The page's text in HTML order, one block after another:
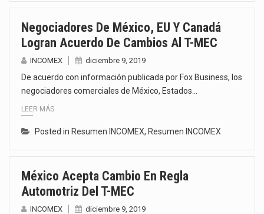
Negociadores De México, EU Y Canadá
Logran Acuerdo De Cambios Al T-MEC
INCOMEX diciembre 9, 2019
De acuerdo con información publicada por Fox Business, los
negociadores comerciales de México, Estados…
LEER MÁS
Posted in Resumen INCOMEX, Resumen INCOMEX
México Acepta Cambio En Regla
Automotriz Del T-MEC
INCOMEX diciembre 9, 2019